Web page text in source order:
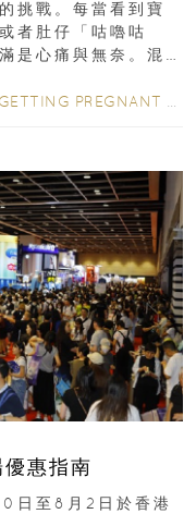
挑戰。每當看到寶
者肚仔「咕嚕咕
是心痛與無奈。混
GETTING PREGNANT
惠指南
日至8月2日於香港